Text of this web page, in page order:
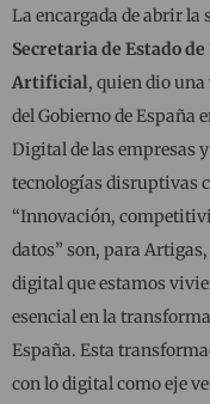
La encargada de abrir la
Secretaria de Estado
Artificial, quien dio
del Gobierno de España
Digital de las empresas
tecnologías disruptivas
“Innovación,
datos” son, para
digital que estamos
esencial en la
España. Esta
con lo digital como eje